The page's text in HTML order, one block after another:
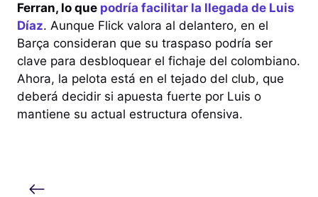
Ferran, lo que podría facilitar la llegada de Luis
Díaz. Aunque Flick valora al delantero, en el
Barça consideran que su traspaso podría ser
clave para desbloquear el fichaje del colombiano.
Ahora, la pelota está en el tejado del club, que
deberá decidir si apuesta fuerte por Luis o
mantiene su actual estructura ofensiva.